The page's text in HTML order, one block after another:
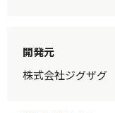
開発元
株式会社ジグザグ